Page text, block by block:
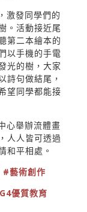
激發同學們的
。活動接近尾
第二本繪本的
以手機的手電
光的樹，大家
詩句做結尾，
望同學都能接
心舉辦流體畫
人人皆可透過
和平相處。
#藝術創作
優質教育